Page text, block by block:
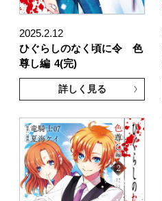
2025.2.12
ひぐらしのなく頃に令 色
尊し編 4(完)
詳しく見る